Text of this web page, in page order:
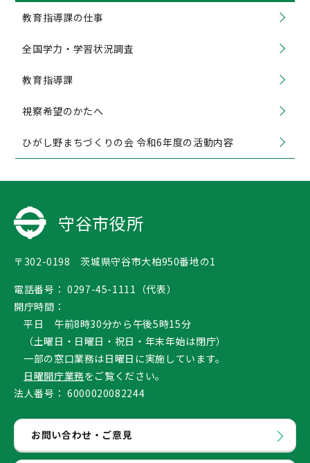
教育指導課の仕事
全国学力・学習状況調査
教育指導課
視察希望のかたへ
ひがし野まちづくりの会 令和6年度の活動内容
守谷市役所
〒302-0198 茨城県守谷市大柏950番地の1
電話番号： 0297-45-1111（代表）
開庁時間：
平日 午前8時30分から午後5時15分
（土曜日・日曜日・祝日・年末年始は閉庁）
一部の窓口業務は日曜日に実施しています。
日曜開庁業務をご覧ください。
法人番号： 6000020082244
お問い合わせ・ご意見